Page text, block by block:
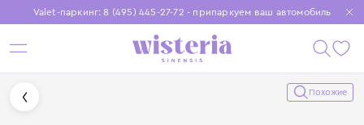
Valet-паркинг: 8 (495) 445-27-72 - припаркуем ваш автомобиль
Бесплатная доставка при заказе от 15 000 ₽
Установите приложение, чтобы покупки были еще удобнее
Похожие